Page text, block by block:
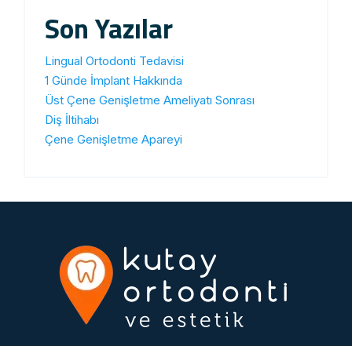
Son Yazılar
Lingual Ortodonti Tedavisi
1 Günde İmplant Hakkında
Üst Çene Genişletme Ameliyatı Sonrası
Diş İltihabı
Çene Genişletme Apareyi